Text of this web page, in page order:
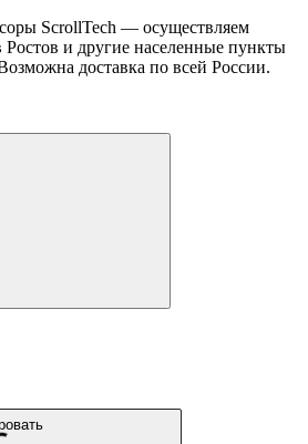
ScrollTech — осуществляем
Ростов и другие населенные пункты
доставка по всей России.